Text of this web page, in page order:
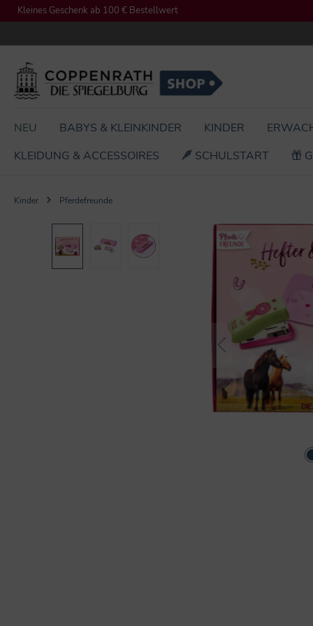
Zur Hauptnavigation springen
Kleines Geschenk ab 100 € Bestellwert
NEU BABYS & KLEINKINDER KINDER
KLEIDUNG & ACCESSOIRES
SCHULSTART
Kinder Pferdefreunde